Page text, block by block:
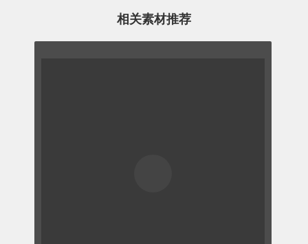
相关素材推荐